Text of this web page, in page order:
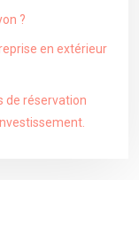
?
en extérieur
de réservation